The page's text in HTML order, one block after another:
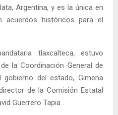
Argentina, y es la única en
acuerdos históricos para el
tlaxcalteca, estuvo
la Coordinación General de
del estado, Gimena
de la Comisión Estatal
Guerrero Tapia .